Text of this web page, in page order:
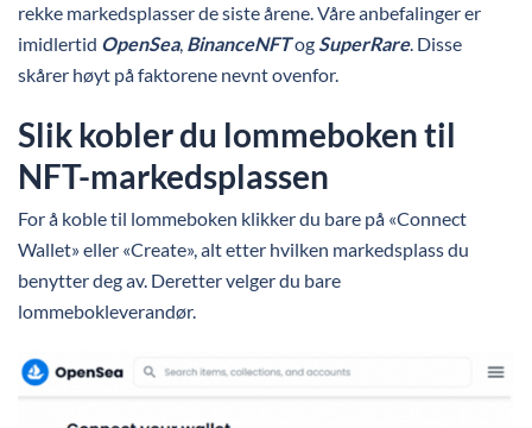
rekke markedsplasser de siste årene. Våre anbefalinger er
imidlertid OpenSea, BinanceNFTogSuperRare. Disse
skårer høyt på faktorene nevnt ovenfor.
Slik kobler du lommeboken til
NFT-markedsplassen
For å koble til lommeboken klikker du bare på «Connect
Wallet» eller «Create», alt etter hvilken markedsplass du
benytter deg av. Deretter velger du bare
lommebokleverandør.